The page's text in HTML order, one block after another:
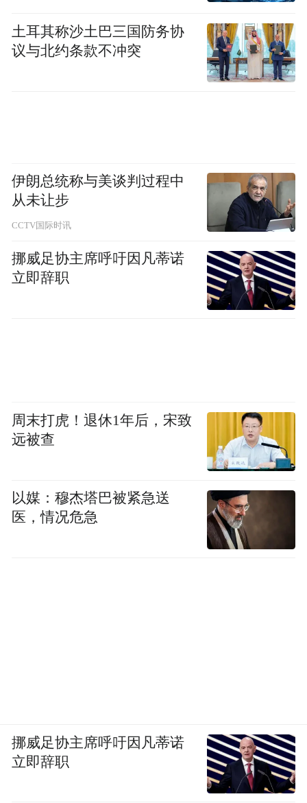
土耳其称沙土巴三国防务协
议与北约条款不冲突
伊朗总统称与美谈判过程中
从未让步
CCTV国际时讯
挪威足协主席呼吁因凡蒂诺
立即辞职
周末打虎！退休1年后，宋致
远被查
以媒：穆杰塔巴被紧急送
医，情况危急
挪威足协主席呼吁因凡蒂诺
立即辞职